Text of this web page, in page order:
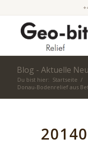
Blog - Aktuelle
Du bist hier: Startseite /
Donau-Bodenrelief aus